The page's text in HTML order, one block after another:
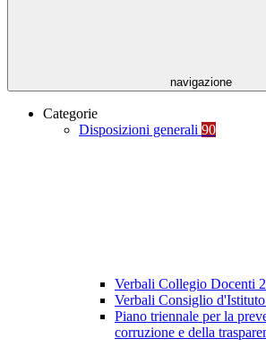
navigazione
Categorie
Disposizioni generali 90
Verbali Collegio Docenti
Verbali Consiglio
Piano triennale per la
corruzione e della